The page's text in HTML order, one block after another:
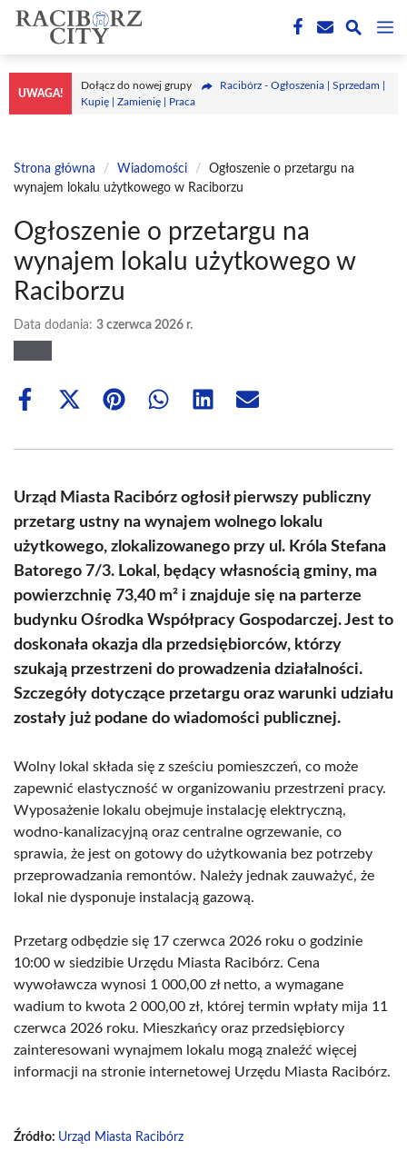
Przejdź
treści
UWAGA!
Dołącz do nowej grupy
Racibórz - Ogłoszenia | Sprzedam |
Kupię | Zamienię | Praca
Strona główna / Wiadomości /
Ogłoszenie o przetargu na
wynajem lokalu użytkowego w Raciborzu
Ogłoszenie o przetargu na
wynajem lokalu użytkowego w
Raciborzu
Data dodania: 3 czerwca 2026 r.
Share
Share
(Twitter)
Share Share Share Share
Urząd Miasta Racibórz ogłosił pierwszy publiczny
przetarg ustny na wynajem wolnego lokalu
użytkowego, zlokalizowanego przy ul. Króla Stefana
Batorego 7/3. Lokal, będący własnością gminy, ma
powierzchnię 73,40 m² i znajduje się na parterze
budynku Ośrodka Współpracy Gospodarczej. Jest to
doskonała okazja dla przedsiębiorców, którzy
szukają przestrzeni do prowadzenia działalności.
Szczegóły dotyczące przetargu oraz warunki udziału
zostały już podane do wiadomości publicznej.
Wolny lokal składa się z sześciu pomieszczeń, co może
zapewnić elastyczność w organizowaniu przestrzeni pracy.
Wyposażenie lokalu obejmuje instalację elektryczną,
wodno-kanalizacyjną oraz centralne ogrzewanie, co
sprawia, że jest on gotowy do użytkowania bez potrzeby
przeprowadzania remontów. Należy jednak zauważyć, że
lokal nie dysponuje instalacją gazową.
Przetarg odbędzie się 17 czerwca 2026 roku o godzinie
10:00 w siedzibie Urzędu Miasta Racibórz. Cena
wywoławcza wynosi 1 000,00 zł netto, a wymagane
wadium to kwota 2 000,00 zł, której termin wpłaty mija 11
czerwca 2026 roku. Mieszkańcy oraz przedsiębiorcy
zainteresowani wynajmem lokalu mogą znaleźć więcej
informacji na stronie internetowej Urzędu Miasta Racibórz.
Źródło: Urząd Miasta Racibórz